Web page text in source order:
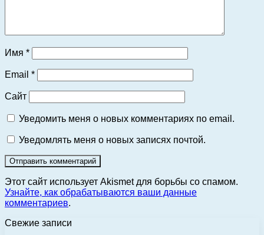
Имя *
Email *
Сайт
Уведомить меня о новых комментариях по email.
Уведомлять меня о новых записях почтой.
Этот сайт использует Akismet для борьбы со спамом.
Узнайте, как обрабатываются ваши данные
комментариев.
Свежие записи